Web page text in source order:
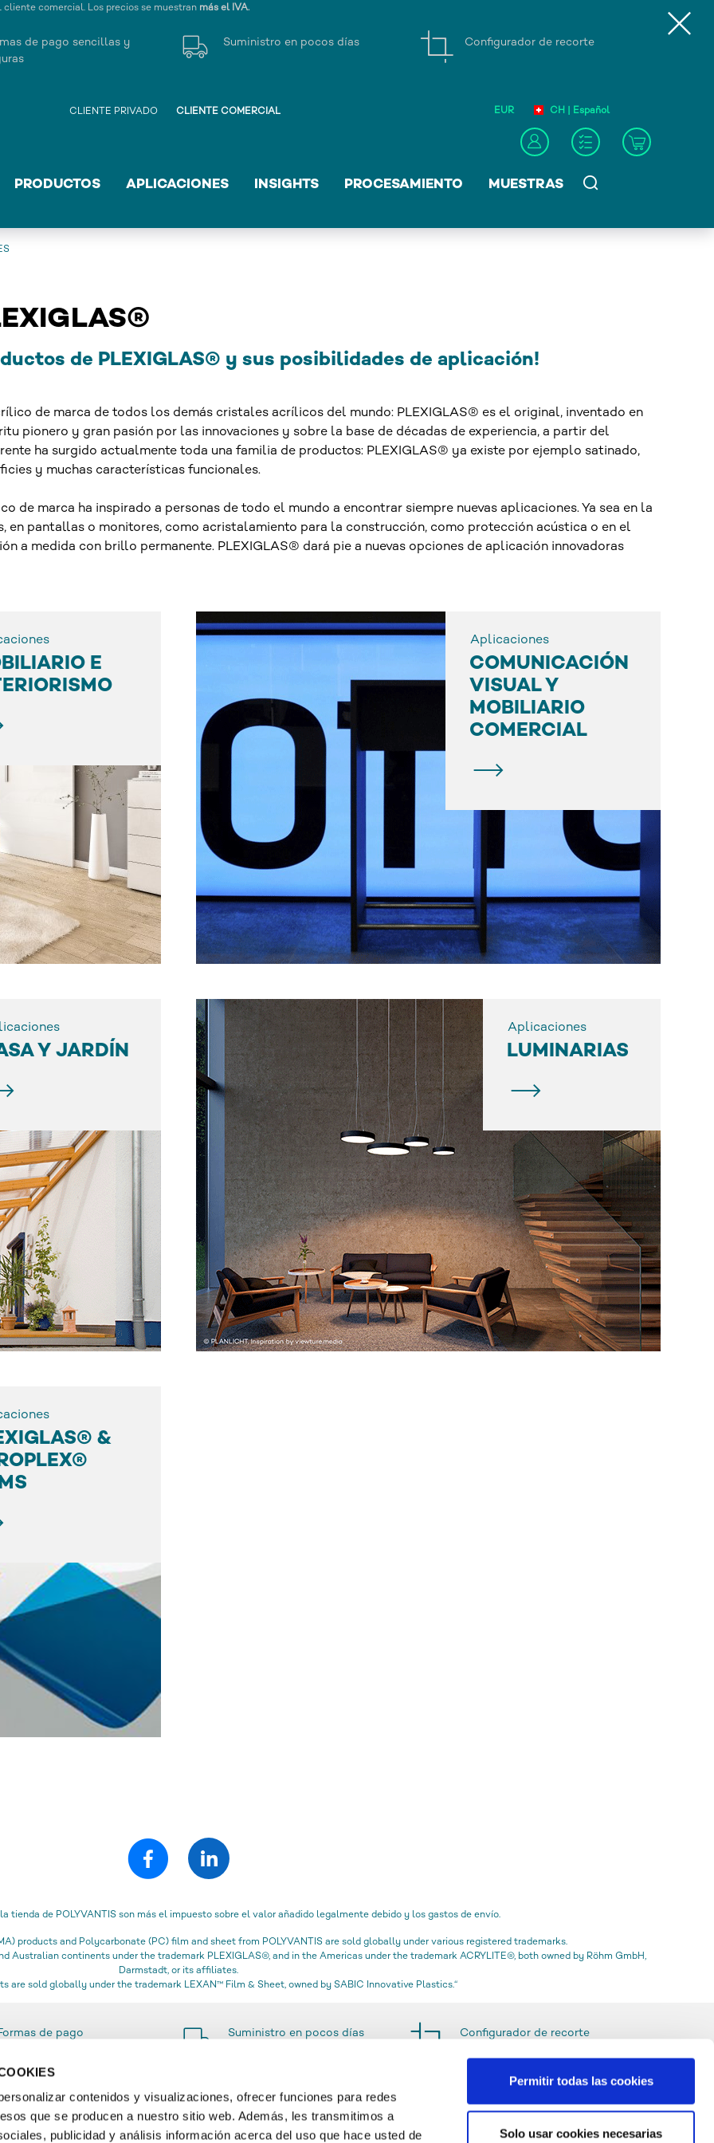
contenidos y visualizaciones, ofrecer funciones para redes
que se producen a nuestro sitio web. Además, les transmitimos a
publicidad y análisis información acerca del uso que hace usted de
Permitir todas las cookies
Solo usar cookies necesarias
comercial. Los precios se muestran más el IVA.
de pago sencillas y
Suministro en pocos días Configurador de recorte
CLIENTE PRIVADO CLIENTE COMERCIAL EUR CH | Español
PRODUCTOS APLICACIONES INSIGHTS PROCESAMIENTO MUESTRAS
de PLEXIGLAS® y sus posibilidades de aplicación!
de marca de todos los demás cristales acrílicos del mundo: PLEXIGLAS® es el original, inventado en
pionero y gran pasión por las innovaciones y sobre la base de décadas de experiencia, a partir del
ha surgido actualmente toda una familia de productos: PLEXIGLAS® ya existe por ejemplo satinado,
y muchas características funcionales.
de marca ha inspirado a personas de todo el mundo a encontrar siempre nuevas aplicaciones. Ya sea en la
en pantallas o monitores, como acristalamiento para la construcción, como protección acústica o en el
a medida con brillo permanente. PLEXIGLAS® dará pie a nuevas opciones de aplicación innovadoras
E
Aplicaciones
COMUNICACIÓN
VISUAL Y
MOBILIARIO
COMERCIAL
Y JARDÍN
Aplicaciones
LUMINARIAS
&
tienda de POLYVANTIS son más el impuesto sobre el valor añadido legalmente debido y los gastos de envío.
products and Polycarbonate (PC) film and sheet from POLYVANTIS are sold globally under various registered trademarks.
Australian continents under the trademark PLEXIGLAS®, and in the Americas under the trademark ACRYLITE®, both owned by Röhm GmbH,
Darmstadt, or its affiliates.
are sold globally under the trademark LEXAN™ Film & Sheet, owned by SABIC Innovative Plastics.“
de pago
Suministro en pocos días Configurador de recorte
SERVICIO